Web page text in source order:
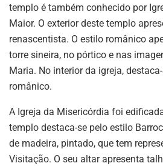
templo é também conhecido por
Maior. O exterior deste templo
renascentista. O estilo românico
torre sineira, no pórtico e nas
Maria. No interior da igreja,
românico.
A Igreja da Misericórdia foi
templo destaca-se pelo estilo
de madeira, pintado, que tem
Visitação. O seu altar apresenta